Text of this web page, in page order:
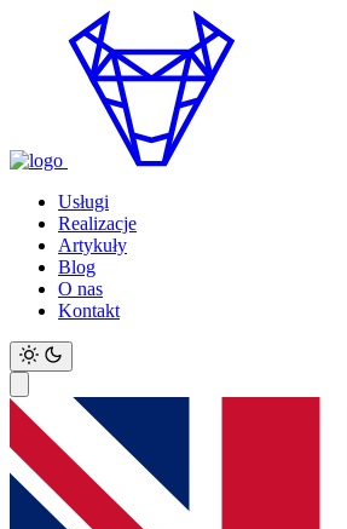
Usługi
Realizacje
Artykuły
Blog
O nas
Kontakt